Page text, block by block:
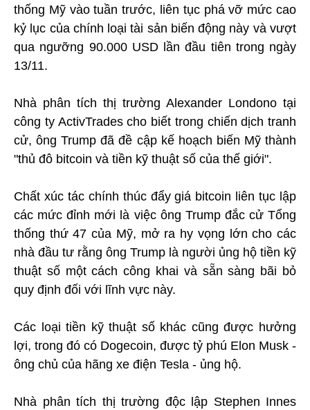
thống Mỹ vào tuần trước, liên tục phá vỡ mức cao
kỷ lục của chính loại tài sản biến động này và vượt
qua ngưỡng 90.000 USD lần đầu tiên trong ngày
13/11.
Nhà phân tích thị trường Alexander Londono tại
công ty ActivTrades cho biết trong chiến dịch tranh
cử, ông Trump đã đề cập kế hoạch biến Mỹ thành
"thủ đô bitcoin và tiền kỹ thuật số của thế giới".
Chất xúc tác chính thúc đẩy giá bitcoin liên tục lập
các mức đỉnh mới là việc ông Trump đắc cử Tổng
thống thứ 47 của Mỹ, mở ra hy vọng lớn cho các
nhà đầu tư rằng ông Trump là người ủng hộ tiền kỹ
thuật số một cách công khai và sẵn sàng bãi bỏ
quy định đối với lĩnh vực này.
Các loại tiền kỹ thuật số khác cũng được hưởng
lợi, trong đó có Dogecoin, được tỷ phú Elon Musk -
ông chủ của hãng xe điện Tesla - ủng hộ.
Nhà phân tích thị trường độc lập Stephen Innes